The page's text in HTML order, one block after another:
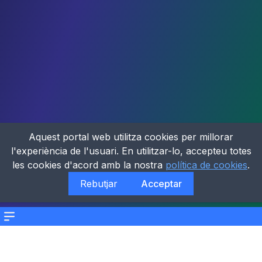
Menu
Aquest portal web utilitza cookies per millorar
l'experiència de l'usuari. En utilitzar-lo, accepteu totes
les cookies d'acord amb la nostra política de cookies.
Rebutjar
Acceptar